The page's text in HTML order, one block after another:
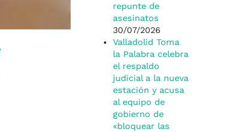
repunte de
asesinatos
30/07/2026
Valladolid Toma
la Palabra celebra
el respaldo
judicial a la nueva
estación y acusa
al equipo de
gobierno de
«bloquear las